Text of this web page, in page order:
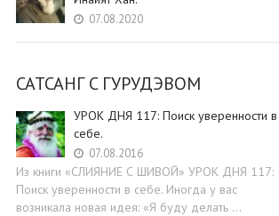
07.08.2020
САТСАНГ C ГУРУДЭВОМ
УРОК ДНЯ 117: Поиск уверенности в
себе.
07.08.2016
Из книги «СЛИЯНИЕ С ШИВОЙ» УРОК ДНЯ 117:
Поиск уверенности в себе. Иногда у вас
возникала новая идея: «Я буду делать …